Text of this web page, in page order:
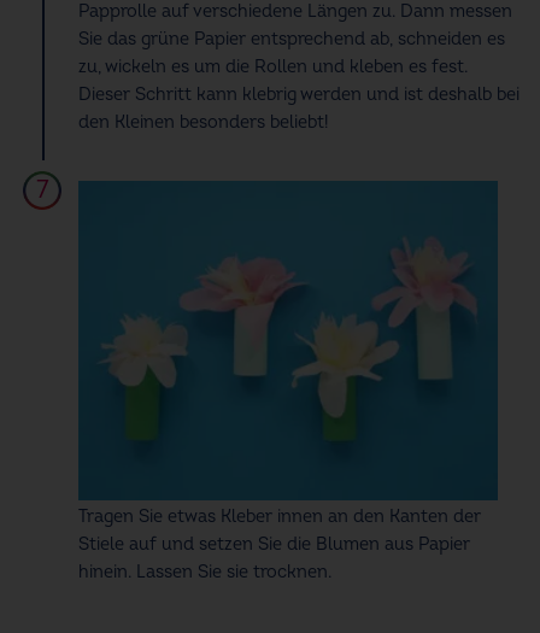
Papprolle auf verschiedene Längen zu. Dann messen
Sie das grüne Papier entsprechend ab, schneiden es
zu, wickeln es um die Rollen und kleben es fest.
Dieser Schritt kann klebrig werden und ist deshalb bei
den Kleinen besonders beliebt!
Tragen Sie etwas Kleber innen an den Kanten der
Stiele auf und setzen Sie die Blumen aus Papier
hinein. Lassen Sie sie trocknen.​